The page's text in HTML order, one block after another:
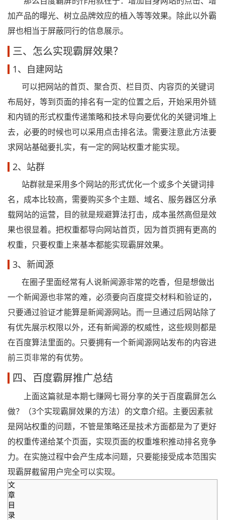
加产品的曝光、树立品牌效应的植入等等效果。除此以外霸
屏也相当于屏蔽同行的信息展示。
三、怎么实现霸屏效果？
1、自建网站
可以把网站的首页、聚合页、栏目页、内容页的关键词
布局好，等到页面的排名有一定的位置之后，开始采用外链
和内链的形式权重传递策略和技术导向要优化的关键词堆上
去，必要的时候也可以采用点击排名法。需要注意此方法要
求网站基础要扎实，有一定的网站权重才能实现。
2、站群
站群就是采用多个网站的形式优化一个或多个关键词排
名，成本比较高，需要购买多个主题、域名、服务器区分承
载网站的运营，目的就是规避算法打击，成本虽然高但是效
果也很显着。把权重都导向网站首页，因为首页拥有更高的
权重，只要权重上来基本都能实现霸屏效果。
3、新闻源
在圈子里面经常有人说新闻源非常的吃香，但是想做出
一个新闻源也非常的难，必须要向百度提交材料和验证的，
只要通过验证才能算是新闻源网站。而一旦通过后网站除了
有优先展示权限以外，还有新闻源的权威性，这些规则都是
在百度算法里面的。只要拥有一个新闻源网站发布的内容进
前三页非常的有优势。
四、百度霸屏推广总结
上面这篇就是本期七赚网七哥分享的关于百度霸屏怎么
做？（3个实现霸屏效果的方法）的文章介绍。主要因素就
是网站权重的问题，不管是策略还是技术方面都是为了更好
的权重传递给某个页面，实现页面的权重堆积推动排名竞争
力。在实施过程中会产生成本问题，只要能接受成本范围实
现霸屏截留用户完全可以实现。
文
章
目
录